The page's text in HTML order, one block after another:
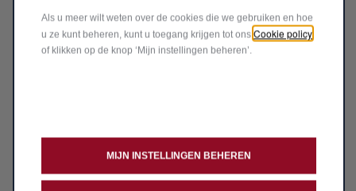
Als u meer wilt weten over de cookies die we gebruiken en hoe
u ze kunt beheren, kunt u toegang krijgen tot ons Cookie policy
of klikken op de knop ‘Mijn instellingen beheren’.
MIJN INSTELLINGEN BEHEREN